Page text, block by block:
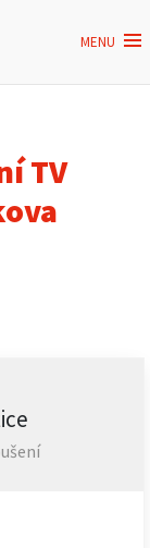
MENU
TV